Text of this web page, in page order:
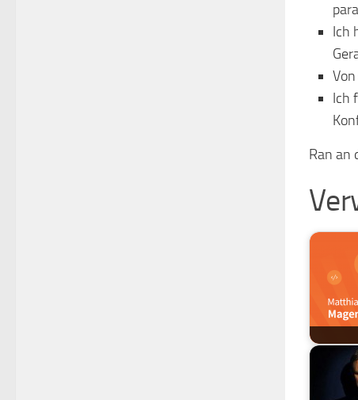
Ich
Von
Ich
Ran an